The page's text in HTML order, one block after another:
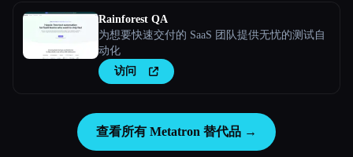
Rainforest QA
为想要快速交付的 SaaS 团队提供无忧的测试自
动化
访问
查看所有 Metatron 替代品 →